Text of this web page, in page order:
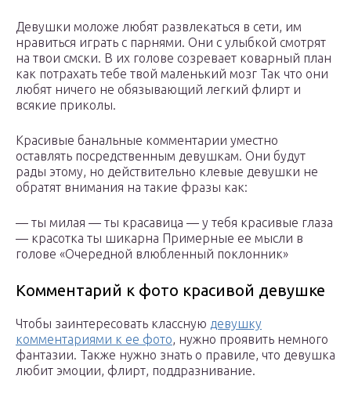
Девушки моложе любят развлекаться в сети, им
нравиться играть с парнями. Они с улыбкой смотрят
на твои смски. В их голове созревает коварный план
как потрахать тебе твой маленький мозг Так что они
любят ничего не обязывающий легкий флирт и
всякие приколы.
Красивые банальные комментарии уместно
оставлять посредственным девушкам. Они будут
рады этому, но действительно клевые девушки не
обратят внимания на такие фразы как:
— ты милая — ты красавица — у тебя красивые глаза
— красотка ты шикарна Примерные ее мысли в
голове «Очередной влюбленный поклонник»
Комментарий к фото красивой девушке
Чтобы заинтересовать классную девушку
комментариями к ее фото, нужно проявить немного
фантазии. Также нужно знать о правиле, что девушка
любит эмоции, флирт, поддразнивание.